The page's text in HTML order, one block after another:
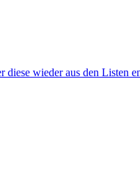
wieder aus den Listen